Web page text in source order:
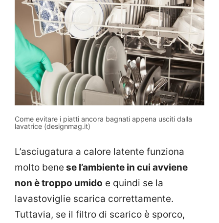
Come evitare i piatti ancora bagnati appena usciti dalla
lavatrice (designmag.it)
L’asciugatura a calore latente funziona
molto bene se l’ambiente in cui avviene
non è troppo umido e quindi se la
lavastoviglie scarica correttamente.
Tuttavia, se il filtro di scarico è sporco,